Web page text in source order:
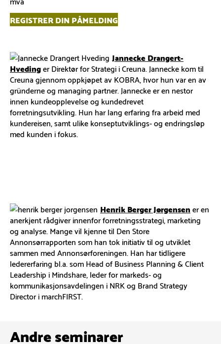
REGISTRER DIN PÅMELDING
Jannecke Drangert-
Hvedinger Direktør for Strategi i Creuna. Jannecke kom til
Creuna gjennom oppkjøpet av KOBRA, hvor hun var en av
gründerne og managing partner. Jannecke er en nestor
innen kundeopplevelse og kundedrevet
forretningsutvikling. Hun har lang erfaring fra arbeid med
kundereisen, samt ulike konseptutviklings- og endringsløp
med kunden i fokus.
Henrik Berger Jørgensener en
anerkjent rådgiver innenfor forretningsstrategi, marketing
og analyse. Mange vil kjenne til Den Store
Annonsørrapporten som han tok initiativ til og utviklet
sammen med Annonsørforeningen. Han har tidligere
ledererfaring bl.a. som Head of Business Planning & Client
Leadership i Mindshare, leder for markeds- og
kommunikasjonsavdelingen i NRK og Brand Strategy
Director i marchFIRST.
Andre seminarer